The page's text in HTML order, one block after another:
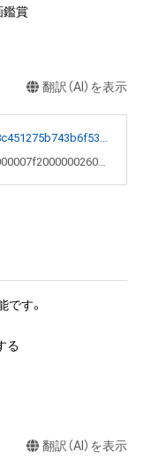
鑑賞
翻訳（AI）を表示
0xb30fc2d754c88c451275b743b6f530f19f643683
0x000000000001000007f2000000260d26
す。
る
。)にかかる知的財産
翻訳（AI）を表示